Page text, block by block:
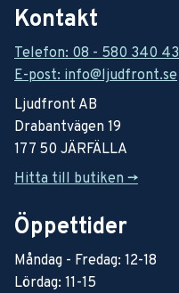
Kontakt
Telefon: 08 - 580 340 43
E-post: info@ljudfront.se
Ljudfront AB
Drabantvägen 19
177 50 JÄRFÄLLA
Hitta till butiken ->
Öppettider
Måndag - Fredag: 12-18
Lördag: 11-15